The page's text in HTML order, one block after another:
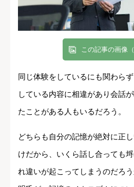
この記事の画像
同じ体験をしているにも関わら
している内容に相違があり会話
たことがある人もいるだろう。
どちらも自分の記憶が絶対に正
けだから、いくら話し合っても
れ違いが起こってしまうのだろ